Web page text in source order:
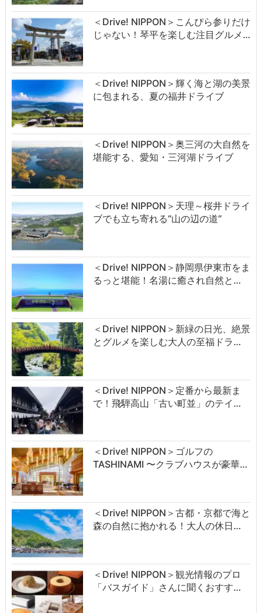
＜Drive! NIPPON＞こんぴら参りだけ
じゃない！琴平を楽しむ注目グルメ…
＜Drive! NIPPON＞輝く海と湖の美景
に包まれる、夏の福井ドライブ
＜Drive! NIPPON＞奥三河の大自然を
堪能する、愛知・三河湖ドライブ
＜Drive! NIPPON＞天理～桜井ドライ
ブでも立ち寄れる“山の辺の道”
＜Drive! NIPPON＞静岡県伊東市をま
るっと堪能！名湯に癒され自然と…
＜Drive! NIPPON＞新緑の日光、絶景
とグルメを楽しむ大人の至福ドラ…
＜Drive! NIPPON＞定番から最新ま
で！飛騨高山「古い町並」のテイ…
＜Drive! NIPPON＞ゴルフの
TASHINAMI 〜クラブハウスが豪華…
＜Drive! NIPPON＞古都・京都で海と
森の自然に抱かれる！大人の休日…
＜Drive! NIPPON＞観光情報のプロ
「バスガイド」さんに聞くおすす…